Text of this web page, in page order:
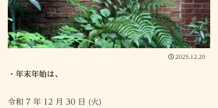
2025.12.20
・年末年始は、
令和 7 年 12 月 30 日 (火)